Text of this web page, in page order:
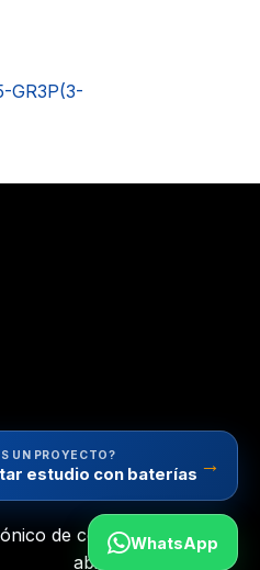
GR3P(3-
de código
abierto
UN PROYECTO?
estudio con baterías →
WhatsApp